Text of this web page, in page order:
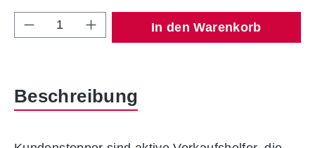
Produkt Anzahl: Gib den gewünschten
In den Warenkorb
Beschreibung